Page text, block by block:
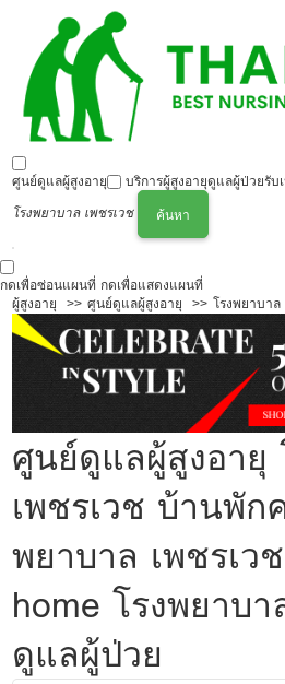
ศูนย์ดูแลผู้สูงอายุ บริการผู้สูงอายุดูแลผู้ป่วยรับ
โรงพยาบาล เพชรเวช
ค้นหา
กดเพื่อซ่อนแผนที่ กดเพื่อแสดงแผนที่
ผู้สูงอายุ
ศูนย์ดูแลผู้สูงอายุ โรงพยาบาล
ศูนย์ดูแลผู้สูงอายุ
เพชรเวช บ้านพัก
พยาบาล เพชรเว
home โรงพยาบา
ดูแลผู้ป่วย